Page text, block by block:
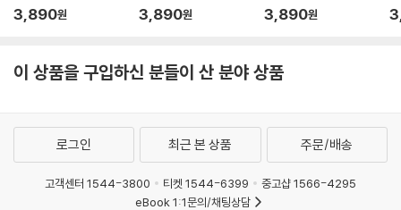
피젯펜 스트레스해소
3,890원
피젯펜 스트레스해소
3,890원
피젯펜 스트레스해소
3,890원
이 상품을 구입하신 분들이 산 분야 상품
로그인 최근 본 상품 주문/배송
고객센터 1544-3800 티켓 1544-6399
중고샵 1566-4295
eBook 1:1문의/채팅상담